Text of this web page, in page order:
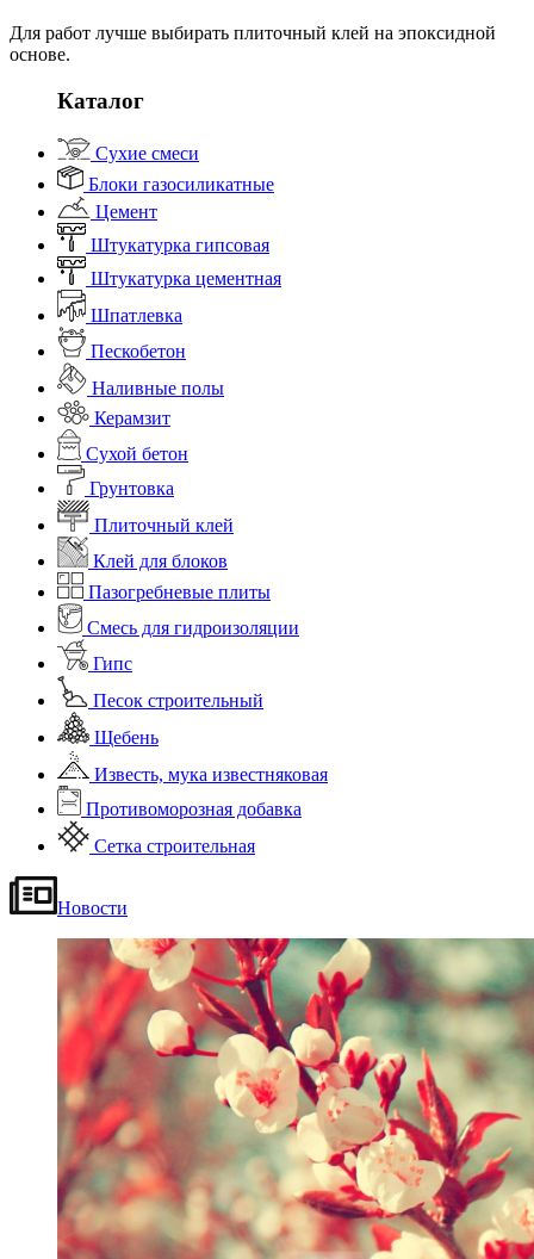
Для работ лучше выбирать плиточный клей на эпоксидной
основе.
Каталог
Сухие смеси
Блоки газосиликатные
Цемент
Штукатурка гипсовая
Штукатурка цементная
Шпатлевка
Пескобетон
Наливные полы
Керамзит
Сухой бетон
Грунтовка
Плиточный клей
Клей для блоков
Пазогребневые плиты
Смесь для гидроизоляции
Гипс
Песок строительный
Щебень
Известь, мука известняковая
Противоморозная добавка
Сетка строительная
Новости